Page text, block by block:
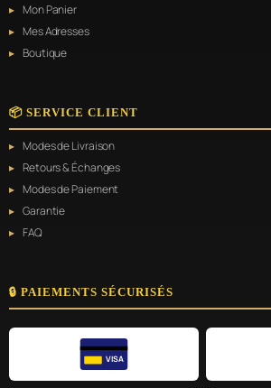
Mon Panier
Mes Adresses
Boutique
📦 SERVICE CLIENT
Modes de Livraison
Retours & Échanges
Modes de Paiement
Garantie
FAQ
🔒 PAIEMENTS SÉCURISÉS
VISA